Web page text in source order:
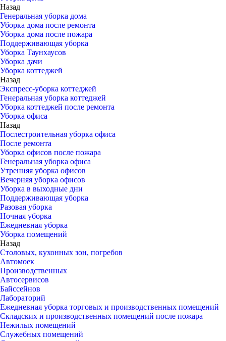
Назад
Генеральная уборка дома
Уборка дома после ремонта
Уборка дома после пожара
Поддерживающая уборка
Уборка Таунхаусов
Уборка дачи
Уборка коттеджей
Назад
Экспресс-уборка коттеджей
Генеральная уборка коттеджей
Уборка коттеджей после ремонта
Уборка офиса
Назад
Послестроительная уборка офиса
После ремонта
Уборка офисов после пожара
Генеральная уборка офиса
Утренняя уборка офисов
Вечерняя уборка офисов
Уборка в выходные дни
Поддерживающая уборка
Разовая уборка
Ночная уборка
Ежедневная уборка
Уборка помещений
Назад
Столовых, кухонных зон, погребов
Автомоек
Производственных
Автосервисов
Байссейнов
Лабораторий
Ежедневная уборка торговых и производственных помещений
Складских и производственных помещений после пожара
Нежилых помещений
Служебных помещений